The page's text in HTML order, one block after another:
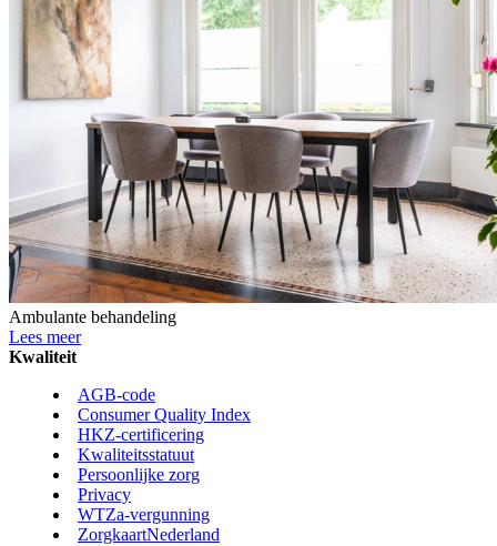
Ambulante behandeling
Lees meer
Kwaliteit
AGB-code
Consumer Quality Index
HKZ-certificering
Kwaliteitsstatuut
Persoonlijke zorg
Privacy
WTZa-vergunning
ZorgkaartNederland